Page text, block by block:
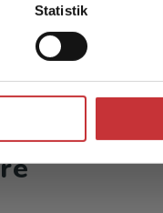
Statistik
moms: 331 kr